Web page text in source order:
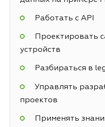
Работать с API
Проектировать
устройств
Разбираться в
Управлять
проектов
Применять